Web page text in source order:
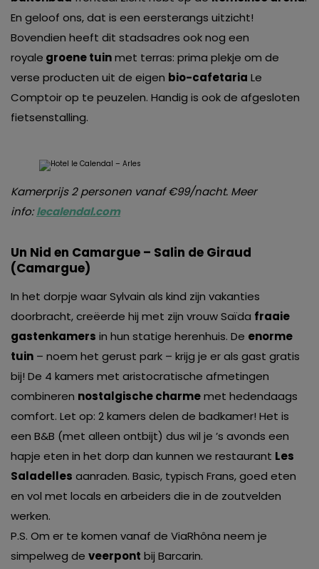
En geloof ons, dat is een eersterangs uitzicht!
Bovendien heeft dit stadsadres ook nog een
royale groene tuinmet terras: prima plekje om de
verse producten uit de eigen bio-cafetaria Le
Comptoir op te peuzelen. Handig is ook de afgesloten
fietsenstalling.
Kamerprijs 2 personen vanaf €99/nacht. Meer
info:lecalendal.com
Un Nid en Camargue – Salin de Giraud
(Camargue)
In het dorpje waar Sylvain als kind zijn vakanties
doorbracht, creëerde hij met zijn vrouw Saïda fraaie
gastenkamers in hun statige herenhuis. De enorme
tuin – noem het gerust park – krijg je er als gast gratis
bij! De 4 kamers met aristocratische afmetingen
combineren nostalgische charmemet hedendaags
comfort. Let op: 2 kamers delen de badkamer! Het is
een B&B (met alleen ontbijt) dus wil je ’s avonds een
hapje eten in het dorp dan kunnen we restaurant Les
Saladelles aanraden. Basic, typisch Frans, goed eten
en vol met locals en arbeiders die in de zoutvelden
werken.
P.S. Om er te komen vanaf de ViaRhôna neem je
simpelweg de veerpont bij Barcarin.